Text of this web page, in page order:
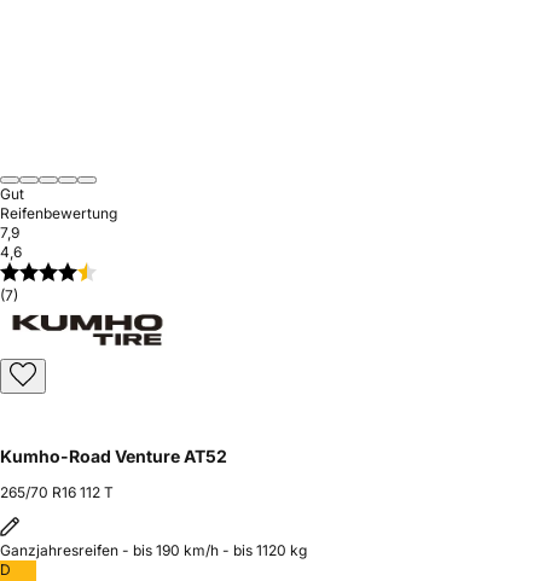
Gut
Reifenbewertung
7,9
4,6
(7)
Kumho-Road Venture AT52
265/70 R16 112 T
Ganzjahresreifen - bis 190 km/h - bis 1120 kg
D